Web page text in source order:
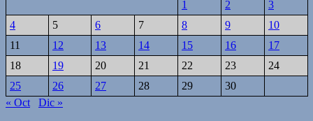
1
2
3
4
5 6 7 8 9
10
11
12 13 14 15 16
17
18
19 20 21 22 23
24
25
26 27 28 29
30
« Oct
Dic »